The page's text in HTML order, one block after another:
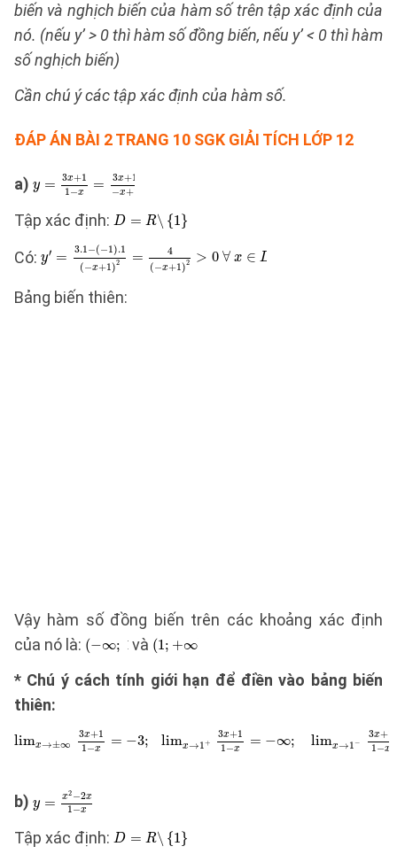
biến và nghịch biến của hàm số trên tập xác định của
nó. (nếu y’ > 0 thì hàm số đồng biến, nếu y’ < 0 thì hàm
số nghịch biến)
Cần chú ý các tập xác định của hàm số.
ĐÁP ÁN BÀI 2 TRANG 10 SGK GIẢI TÍCH LỚP 12
a)
Tập xác định:
Có:
Bảng biến thiên:
Vậy hàm số đồng biến trên các khoảng xác định
của nó là:
và
* Chú ý cách tính giới hạn để điền vào bảng biến
thiên:
b)
Tập xác định: